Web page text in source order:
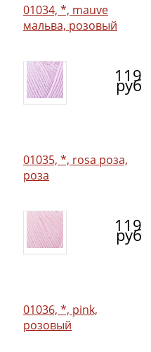
01034, *, mauve
мальва, розовый
119
руб
01035, *, rosa роза,
роза
119
руб
01036, *, pink,
розовый